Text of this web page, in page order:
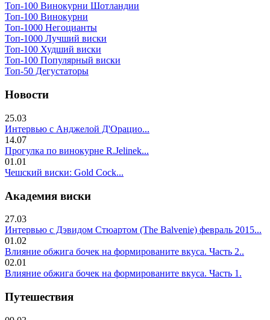
Топ-100 Винокурни Шотландии
Топ-100 Винокурни
Топ-1000 Негоцианты
Топ-1000 Лучший виски
Топ-100 Худший виски
Топ-100 Популярный виски
Топ-50 Дегустаторы
Новости
25.03
Интервью с Анджелой Д'Орацио...
14.07
Прогулка по винокурне R.Jelinek...
01.01
Чешский виски: Gold Cock...
Академия виски
27.03
Интервью с Дэвидом Стюартом (The Balvenie) февраль 2015...
01.02
Влияние обжига бочек на формированите вкуса. Часть 2..
02.01
Влияние обжига бочек на формированите вкуса. Часть 1.
Путешествия